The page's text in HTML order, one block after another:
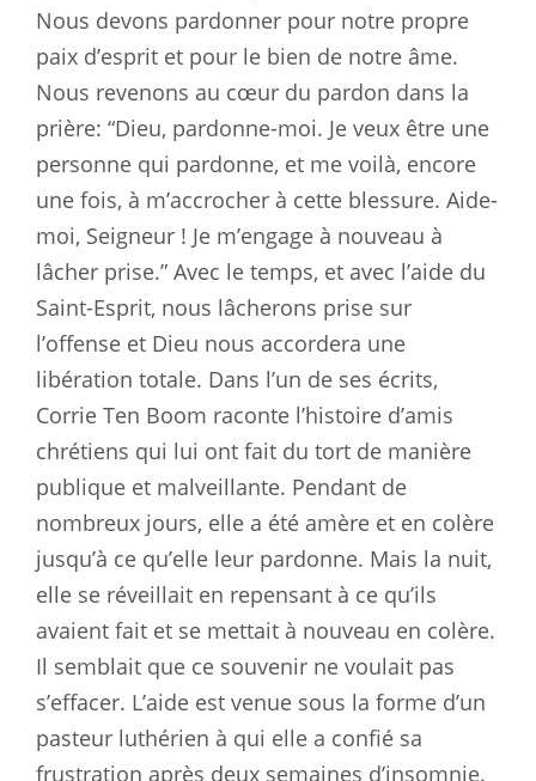
Nous devons pardonner pour notre propre
paix d’esprit et pour le bien de notre âme.
Nous revenons au cœur du pardon dans la
prière: “Dieu, pardonne-moi. Je veux être une
personne qui pardonne, et me voilà, encore
une fois, à m’accrocher à cette blessure. Aide-
moi, Seigneur ! Je m’engage à nouveau à
lâcher prise.” Avec le temps, et avec l’aide du
Saint-Esprit, nous lâcherons prise sur
l’offense et Dieu nous accordera une
libération totale. Dans l’un de ses écrits,
Corrie Ten Boom raconte l’histoire d’amis
chrétiens qui lui ont fait du tort de manière
publique et malveillante. Pendant de
nombreux jours, elle a été amère et en colère
jusqu’à ce qu’elle leur pardonne. Mais la nuit,
elle se réveillait en repensant à ce qu’ils
avaient fait et se mettait à nouveau en colère.
Il semblait que ce souvenir ne voulait pas
s’effacer. L’aide est venue sous la forme d’un
pasteur luthérien à qui elle a confié sa
frustration après deux semaines d’insomnie.